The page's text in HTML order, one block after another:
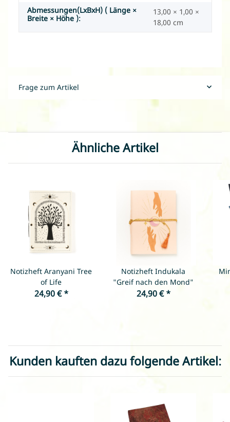
Abmessungen(LxBxH) ( Länge ×
Breite × Höhe ):
13,00 × 1,00 ×
18,00 cm
Frage zum Artikel
Ähnliche Artikel
Notizheft Aranyani Tree
of Life
24,90 €*
Notizheft Indukala
"Greif nach den Mond"
24,90 €*
Kunden kauften dazu folgende Artikel: